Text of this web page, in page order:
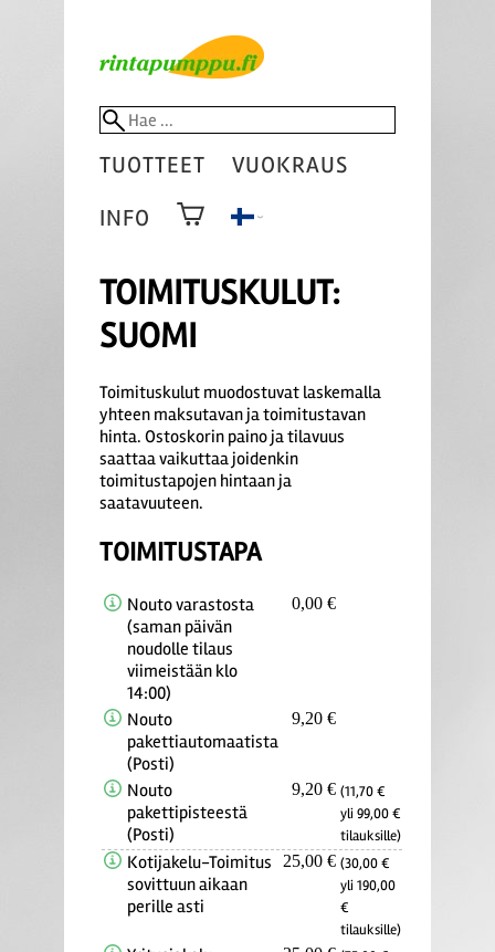
TUOTTEET
VUOKRAUS
INFO
TOIMITUSKULUT:
SUOMI
Toimituskulut muodostuvat laskemalla
yhteen maksutavan ja toimitustavan
hinta. Ostoskorin paino ja tilavuus
saattaa vaikuttaa joidenkin
toimitustapojen hintaan ja
saatavuuteen.
TOIMITUSTAPA
Nouto varastosta
(saman päivän
noudolle tilaus
viimeistään klo
14:00)
0,00 €
Nouto
pakettiautomaatista
(Posti)
9,20 €
Nouto
pakettipisteestä
(Posti)
9,20 € (11,70 €
yli 99,00 €
tilauksille)
Kotijakelu-Toimitus
sovittuun aikaan
perille asti
25,00 € (30,00 €
yli 190,00
€
tilauksille)